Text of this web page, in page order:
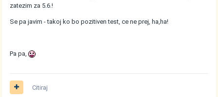
zatezim za 5.6.!
Se pa javim - takoj ko bo pozitiven test, ce ne prej, ha,ha!
Pa pa,
Citiraj